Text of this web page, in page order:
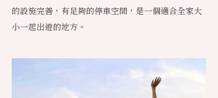
的設施完善，有足夠的停車空間，是一個適合全家大
小一起出遊的地方。